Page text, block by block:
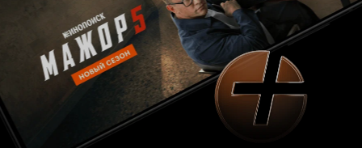
глазом не моргнет. Добиться любви своего
дяди Эдуардои не пустить в свою жизнь
Марию Гваделупе– главные ее цели. И она
никого и ничего не пожалеет, чтоб их
добиться. В реальной жизни она бы скорее
выиграла, чем проиграла. Но и эта дьяволица –
не моя любимица. Меня, вне всяких сомнений,
привлекает тьма, но только в том случае, когда
она является лишь частью натуры. В данном
Мария Паула